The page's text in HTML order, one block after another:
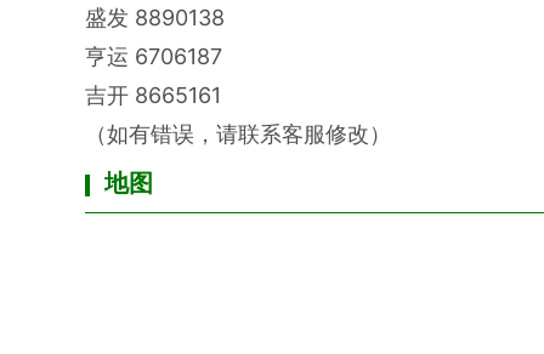
盛发 8890138
亨运 6706187
吉开 8665161
（如有错误，请联系客服修改）
地图